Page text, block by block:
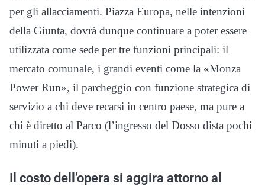
per gli allacciamenti. Piazza Europa, nelle intenzioni
della Giunta, dovrà dunque continuare a poter essere
utilizzata come sede per tre funzioni principali: il
mercato comunale, i grandi eventi come la «Monza
Power Run», il parcheggio con funzione strategica di
servizio a chi deve recarsi in centro paese, ma pure a
chi è diretto al Parco (l’ingresso del Dosso dista pochi
minuti a piedi).
Il costo dell’opera si aggira attorno al